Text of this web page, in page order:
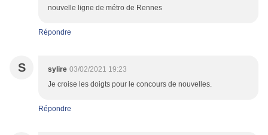
nouvelle ligne de métro de Rennes
Répondre
S sylire 03/02/2021 19:23
Je croise les doigts pour le concours de nouvelles.
Répondre